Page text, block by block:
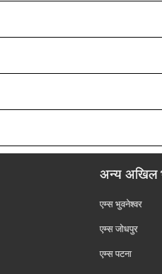
अन्य अखिल
एम्‍स भुवनेश्वर
एम्‍स जोधपुर
एम्‍स पटना